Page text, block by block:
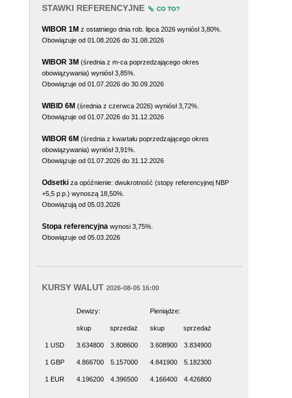
STAWKI REFERENCYJNE CO TO?
WIBOR 1M z ostatniego dnia rob. lipca 2026 wyniósł 3,80%.
Obowiązuje od 01.08.2026 do 31.08.2026
WIBOR 3M (średnia z m-ca poprzedzającego okres
obowiązywania) wyniósł 3,85%.
Obowiązuje od 01.07.2026 do 30.09.2026
WIBID 6M (średnia z czerwca 2026) wyniósł 3,72%.
Obowiązuje od 01.07.2026 do 31.12.2026
WIBOR 6M (średnia z kwartału poprzedzającego okres
obowiązywania) wyniósł 3,91%.
Obowiązuje od 01.07.2026 do 31.12.2026
Odsetki za opóźnienie: dwukrotność (stopy referencyjnej NBP
+5,5 p.p.) wynoszą 18,50%.
Obowiązują od 05.03.2026
Stopa referencyjna wynosi 3,75%.
Obowiązuje od 05.03.2026
KURSY WALUT 2026-08-05 16:00
Dewizy: Pieniądze:
skup sprzedaż skup sprzedaż
1 USD 3.634800 3.808600 3.608900 3.834900
1 GBP 4.866700 5.157000 4.841900 5.182300
1 EUR 4.196200 4.396500 4.166400 4.426800